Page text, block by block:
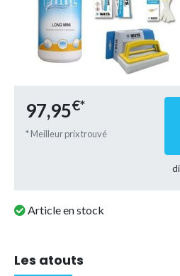
97,95€*
* Meilleur prix trouvé
Article en stock
Les atouts